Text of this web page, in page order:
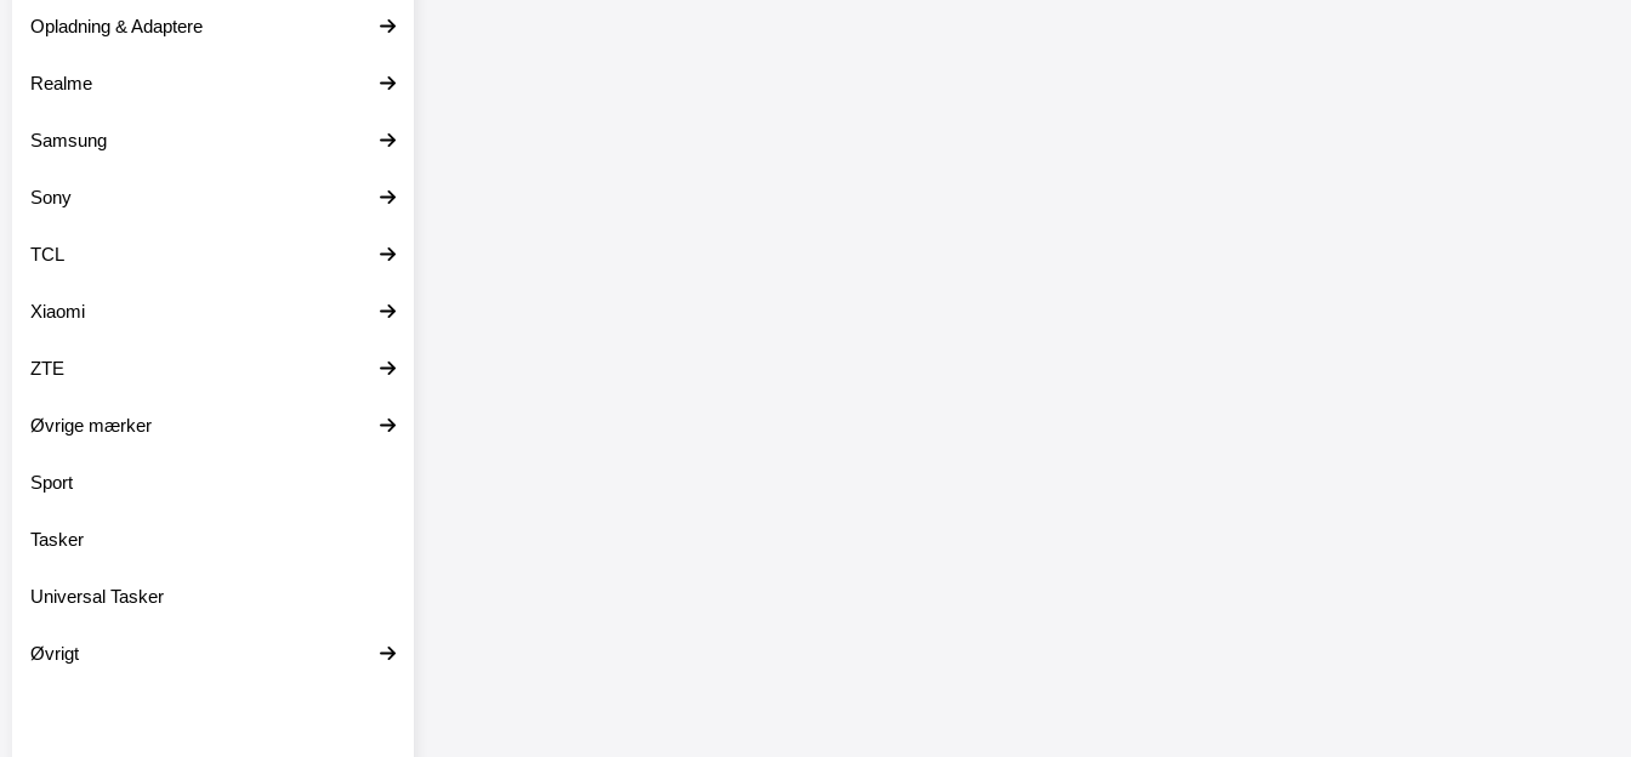
Opladning & Adaptere
Realme
Samsung
Sony
TCL
Xiaomi
ZTE
Øvrige mærker
Sport
Tasker
Universal Tasker
Øvrigt